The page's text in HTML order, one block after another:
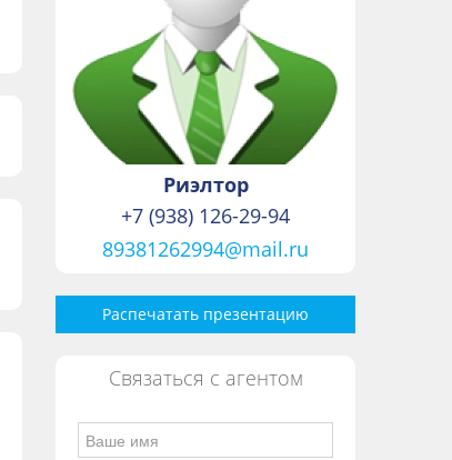
Риэлтор
+7 (938) 126-29-94
89381262994@mail.ru
Распечатать презентацию
Связаться с агентом